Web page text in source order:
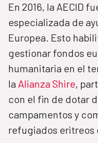
​​​​​​​En 2016, la AECID
especializada de
Europea. Esto
gestionar fondos
humanitaria en el
la Alianza Shire,
con el fin de dotar
campamentos y
refugiados eritreos